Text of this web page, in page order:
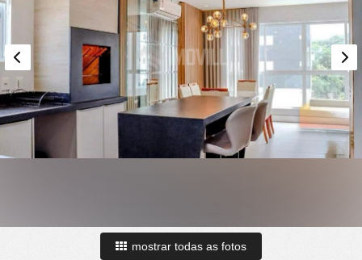
mostrar todas as fotos